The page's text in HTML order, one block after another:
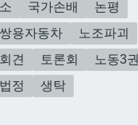
국가손배
논평
쌍용자동차
노조파괴
견 토론회
노동3권
정
생탁